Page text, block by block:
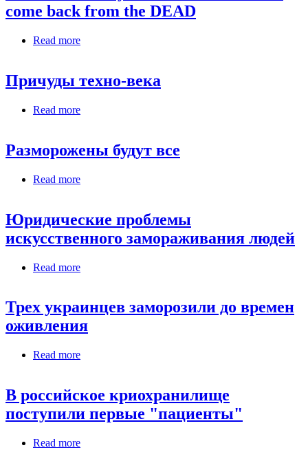
come back from the DEAD
Read more
Причуды техно-века
Read more
Разморожены будут все
Read more
Юридические проблемы
искусственного замораживания людей
Read more
Трех украинцев заморозили до времен
оживления
Read more
В российское криохранилище
поступили первые "пациенты"
Read more